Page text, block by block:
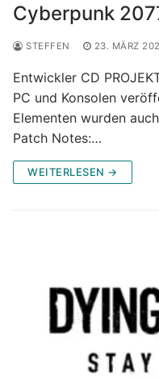
Cyberpunk
STEFFEN 23. MÄRZ
Entwickler CD
PC und Konsolen
Elementen wurden
Patch Notes:…
WEITERLESEN →